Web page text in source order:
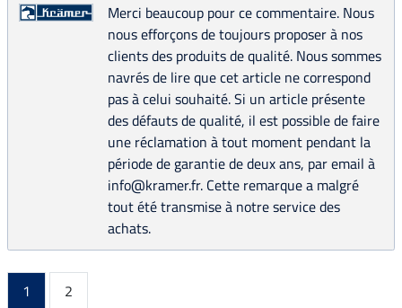
Merci beaucoup pour ce commentaire. Nous
nous efforçons de toujours proposer à nos
clients des produits de qualité. Nous sommes
navrés de lire que cet article ne correspond
pas à celui souhaité. Si un article présente
des défauts de qualité, il est possible de faire
une réclamation à tout moment pendant la
période de garantie de deux ans, par email à
info@kramer.fr. Cette remarque a malgré
tout été transmise à notre service des
achats.
1
2